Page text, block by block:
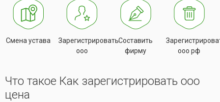
Смена устава
Зарегистрировать
ооо
Составить
фирму
ооо рф
Что такое Как зарегистрировать ооо
цена